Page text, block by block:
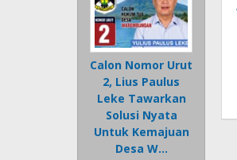
Calon Nomor Urut
2, Lius Paulus
Leke Tawarkan
Solusi Nyata
Untuk Kemajuan
Desa W…